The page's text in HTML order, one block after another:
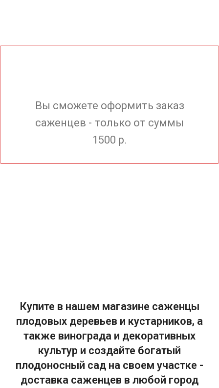
Вы сможете оформить заказ
саженцев - только от суммы
1500 р.
Купите в нашем магазине саженцы
плодовых деревьев и кустарников, а
также винограда и декоративных
культур и создайте богатый
плодоносный сад на своем участке -
доставка саженцев в любой город